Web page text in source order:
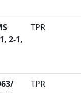
2-1,
TPR
TPR